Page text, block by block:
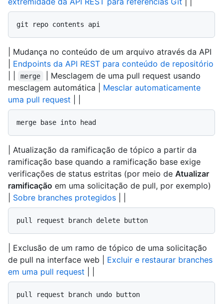
git repo contents api
| Mudança no conteúdo de um arquivo através da API
Endpoints da API REST para conteúdo de repositório
merge
| Mesclagem de uma pull request usando
mesclagem automática | Mesclar automaticamente
uma pull request
merge base into head
| Atualização da ramificação de tópico a partir da
ramificação base quando a ramificação base exige
verificações de status estritas (por meio de Atualizar
ramificação em uma solicitação de pull, por exemplo)
Sobre branches protegidos
pull request branch delete button
| Exclusão de um ramo de tópico de uma solicitação
de pull na interface web | Excluir e restaurar branches
em uma pull request
pull request branch undo button